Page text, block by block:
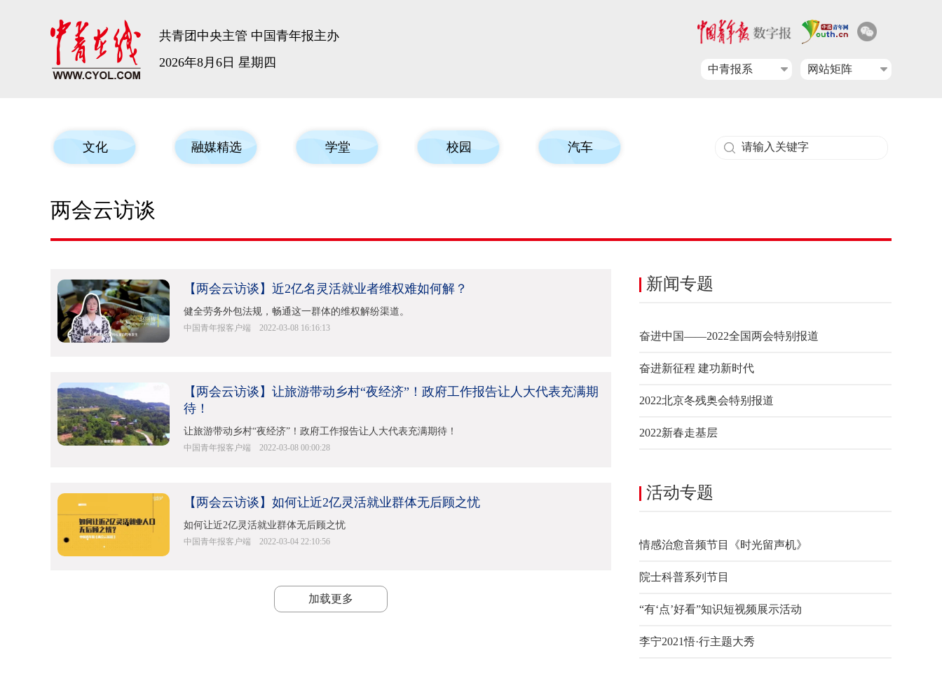
共青团中央主管 中国青年报主办
2026年8月6日 星期四
网站矩阵
中青报系
文化 融媒精选 学堂 校园 汽车
两会云访谈
【两会云访谈】近2亿名灵活就业者维权难如何解？
健全劳务外包法规，畅通这一群体的维权解纷渠道。
中国青年报客户端 2022-03-08 16:16:13
【两会云访谈】让旅游带动乡村“夜经济”！政府工作报告让人大代表充满期
待！
让旅游带动乡村“夜经济”！政府工作报告让人大代表充满期待！
中国青年报客户端 2022-03-08 00:00:28
【两会云访谈】如何让近2亿灵活就业群体无后顾之忧
如何让近2亿灵活就业群体无后顾之忧
中国青年报客户端 2022-03-04 22:10:56
加载更多
新闻专题
奋进中国——2022全国两会特别报道
奋进新征程 建功新时代
2022北京冬残奥会特别报道
2022新春走基层
活动专题
情感治愈音频节目《时光留声机》
院士科普系列节目
“有‘点’好看”知识短视频展示活动
李宁2021悟·行主题大秀